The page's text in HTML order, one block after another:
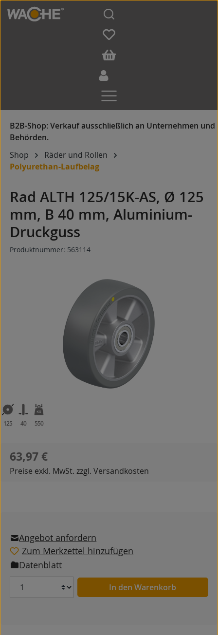
Zum Hauptinhalt springen
Shop
Räder und Rollen
Polyurethan-Laufbelag
Rad ALTH 125/15K-AS, Ø 125
mm, B 40 mm, Aluminium-
Druckguss
Produktnummer: 563114
Bildergalerie überspringen
125 40 550
Regulärer Preis:
63,97 €
Preise exkl. MwSt. zzgl. Versandkosten
Angebot anfordern
Zum Merkzettel hinzufügen
Datenblatt
Anzahl In den Warenkorb